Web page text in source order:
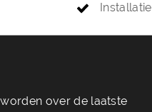
Installatie
over de laatste